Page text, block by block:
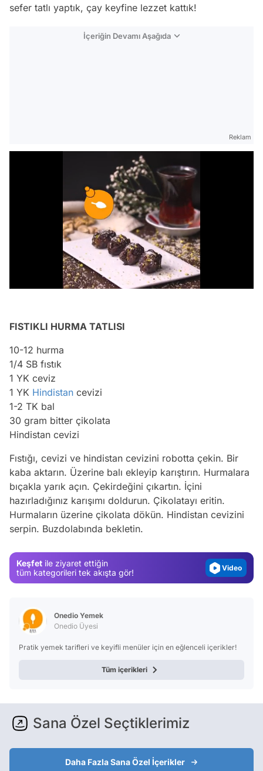
sefer tatlı yaptık, çay keyfine lezzet kattık!
İçeriğin Devamı Aşağıda
Reklam
FISTIKLI HURMA TATLISI
10-12 hurma
1/4 SB fıstık
1 YK ceviz
1 YK Hindistan cevizi
1-2 TK bal
30 gram bitter çikolata
Hindistan cevizi
Fıstığı, cevizi ve hindistan cevizini robotta çekin. Bir
kaba aktarın. Üzerine balı ekleyip karıştırın. Hurmalara
bıçakla yarık açın. Çekirdeğini çıkartın. İçini
hazırladığınız karışımı doldurun. Çikolatayı eritin.
Hurmaların üzerine çikolata dökün. Hindistan cevizini
serpin. Buzdolabında bekletin.
Keşfet ile ziyaret ettiğin
tüm kategorileri tek akışta gör!
Test
Video
Onedio Yemek
Onedio Üyesi
Pratik yemek tarifleri ve keyifli menüler için en eğlenceli içerikler!
Tüm içerikleri
Sana Özel Seçtiklerimiz
Daha Fazla Sana Özel İçerikler